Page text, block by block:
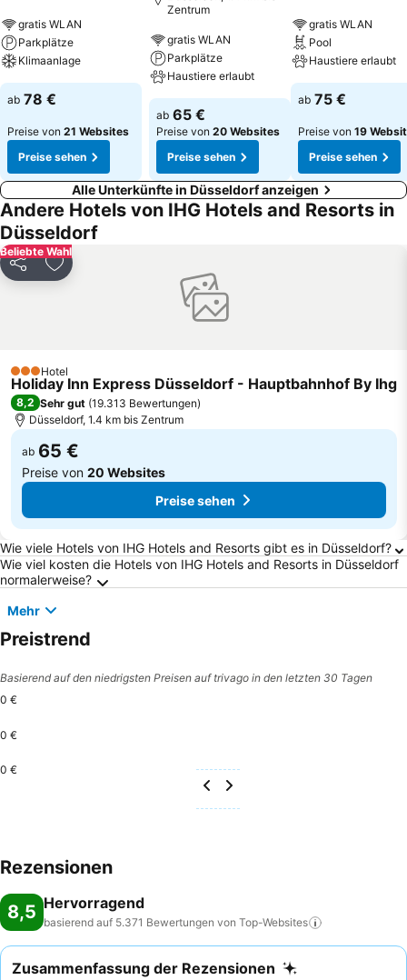
gratis WLAN
Parkplätze
Klimaanlage
ab 78 €
Preise von 21 Websites
Preise sehen
Zentrum
gratis WLAN
Parkplätze
Haustiere erlaubt
ab 65 €
Preise von 20 Websites
Preise sehen
gratis WLAN
Pool
Haustiere erlaubt
ab 75 €
Preise von 19
Preise sehen
Alle Unterkünfte in Düsseldorf anzeigen
Andere Hotels von IHG Hotels and Resorts in
Düsseldorf
Beliebte Wahl
Teilen Zu Favoriten hinzufügen
3 Sterne
Hotel
Holiday Inn Express Düsseldorf - Hauptbahnhof By Ihg
8,2 Sehr gut (19.313 Bewertungen)
Düsseldorf, 1.4 km bis Zentrum
ab 65 €
Preise von 20 Websites
Preise sehen
Häufig gestellte Fragen zu Düsseldorf
Wie viele Hotels von IHG Hotels and Resorts gibt es in Düsseldorf?
Wie viel kosten die Hotels von IHG Hotels and Resorts in Düsseldorf
normalerweise?
Mehr
Preistrend
Basierend auf den niedrigsten Preisen auf trivago in den letzten 30 Tagen
0 €
0 €
0 €
Rezensionen
8,5 Hervorragend
basierend auf 5.371 Bewertungen von Top-Websites
Zusammenfassung der Rezensionen